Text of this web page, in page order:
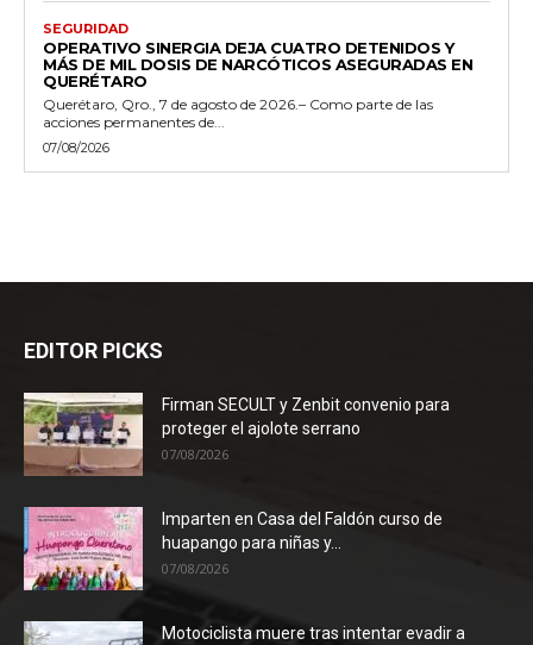
SEGURIDAD
OPERATIVO SINERGIA DEJA CUATRO DETENIDOS Y
MÁS DE MIL DOSIS DE NARCÓTICOS ASEGURADAS EN
QUERÉTARO
Querétaro, Qro., 7 de agosto de 2026.– Como parte de las
acciones permanentes de...
07/08/2026
EDITOR PICKS
Firman SECULT y Zenbit convenio para
proteger el ajolote serrano
07/08/2026
Imparten en Casa del Faldón curso de
huapango para niñas y...
07/08/2026
Motociclista muere tras intentar evadir a